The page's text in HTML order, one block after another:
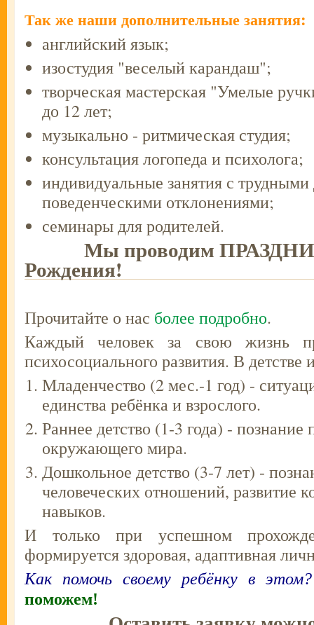
Так же наши дополнительные занятия:
английский язык;
изостудия "веселый карандаш";
творческая мастерская "Умелые
до 12 лет;
музыкально - ритмическая студия;
консультация логопеда и психолога;
индивидуальные занятия с
поведенческими отклонениями;
семинары для родителей.
Мы проводим
Рождения!
Прочитайте о нас более подробно.
Каждый человек за свою жизнь
психосоциального развития. В детстве
Младенчество (2 мес.-1 год) -
единства ребёнка и взрослого.
Раннее детство (1-3 года) - познание
окружающего мира.
Дошкольное детство (3-7 лет) -
человеческих отношений, развитие
навыков.
И только при успешном
формируется здоровая, адаптивная
Как помочь своему ребёнку в этом?
поможем!